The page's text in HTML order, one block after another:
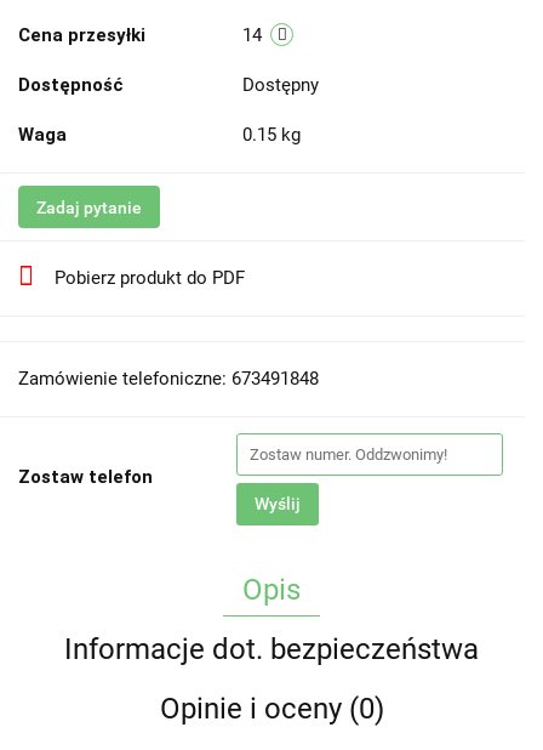
Cena przesyłki 14
Dostępność Dostępny
Waga 0.15 kg
Zadaj pytanie
Pobierz produkt do PDF
Zamówienie telefoniczne: 673491848
Zostaw telefon
Wyślij
Opis
Informacje dot. bezpieczeństwa
Opinie i oceny (0)